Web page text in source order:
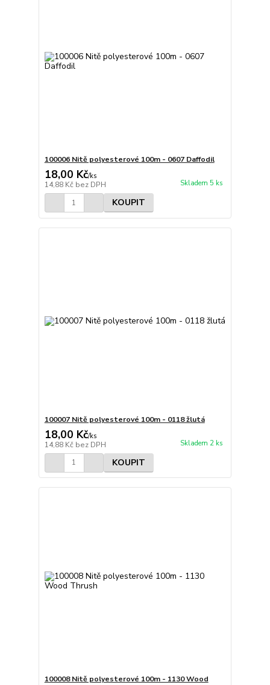
100006 Nitě polyesterové 100m - 0607 Daffodil
18,00 Kč/ks
14,88 Kč bez DPH Skladem 5 ks
KOUPIT
100007 Nitě polyesterové 100m - 0118 žlutá
18,00 Kč/ks
14,88 Kč bez DPH Skladem 2 ks
KOUPIT
100008 Nitě polyesterové 100m - 1130 Wood